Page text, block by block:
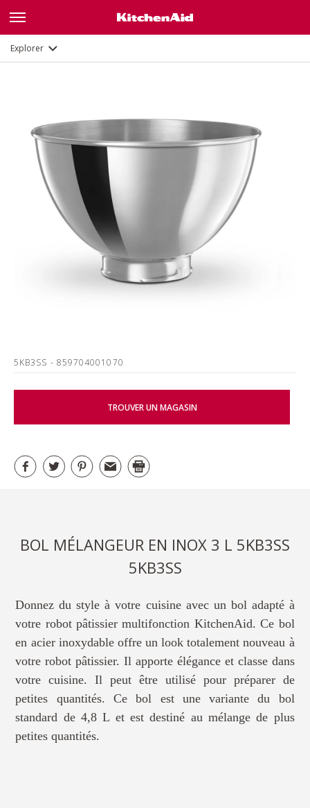
Explorer Description
5KB3SS - 859704001070
TROUVER UN MAGASIN
BOL MÉLANGEUR EN INOX 3 L 5KB3SS
5KB3SS
Donnez du style à votre cuisine avec un bol adapté à
votre robot pâtissier multifonction KitchenAid. Ce bol
en acier inoxydable offre un look totalement nouveau à
votre robot pâtissier. Il apporte élégance et classe dans
votre cuisine. Il peut être utilisé pour préparer de
petites quantités. Ce bol est une variante du bol
standard de 4,8 L et est destiné au mélange de plus
petites quantités.